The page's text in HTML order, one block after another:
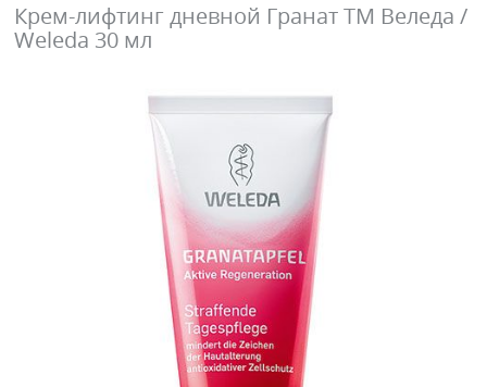
Крем-лифтинг дневной Гранат ТМ Веледа /
Weleda 30 мл